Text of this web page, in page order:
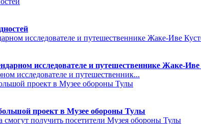
исследователе и путешественнике Жаке-
исследователе и путешественник...
проект в Музее обороны Тулы